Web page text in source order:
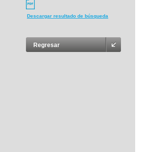
Descargar resultado de búsqueda
Regresar